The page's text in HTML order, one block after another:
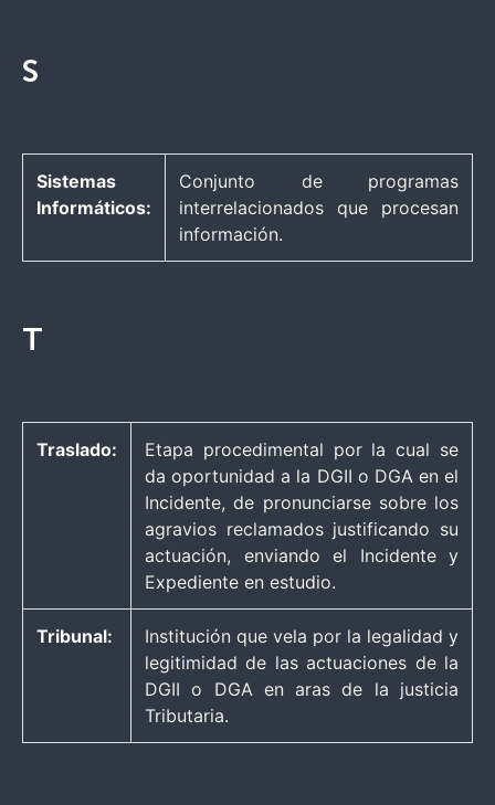
S
Sistemas
Informáticos:
Conjunto de programas
interrelacionados que procesan
información.
T
Traslado:
Etapa procedimental por la cual se
da oportunidad a la DGII o DGA en el
Incidente, de pronunciarse sobre los
agravios reclamados justificando su
actuación, enviando el Incidente y
Expediente en estudio.
Tribunal:
Institución que vela por la legalidad y
legitimidad de las actuaciones de la
DGII o DGA en aras de la justicia
Tributaria.